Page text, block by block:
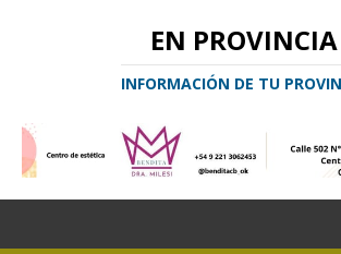
EN PROVINCIA
INFORMACIÓN DE TU